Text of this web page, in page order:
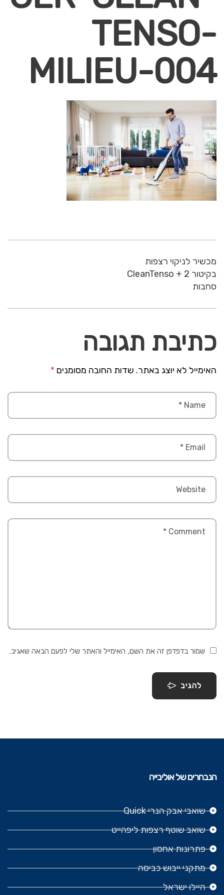
TENSO-
MILIEU-004
מכשיר לניקוי רצפות
בקיטור CleanTenso + 2
סחבות
כתיבת תגובה
האימייל לא יוצג באתר. שדות החובה מסומנים *
שמור בדפדפן זה את השם, האימייל והאתר שלי לפעם הבאה שאגיב.
להגיב
הנבחרים של אוליבייה
שואבי אבק הנרי Quick
שואב שוטף רצפות ליפהייט
פתרונות אחסון
מתקני ייבוש כביסה
היילו ישראל